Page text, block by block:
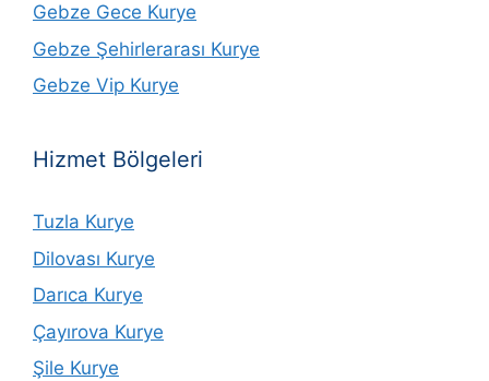
Gebze Gece Kurye
Gebze Şehirlerarası Kurye
Gebze Vip Kurye
Hizmet Bölgeleri
Tuzla Kurye
Dilovası Kurye
Darıca Kurye
Çayırova Kurye
Şile Kurye